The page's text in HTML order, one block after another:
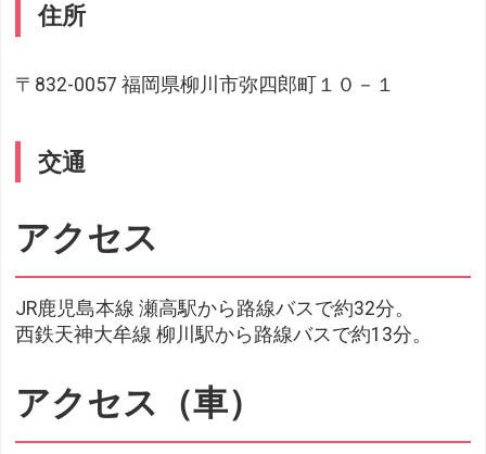
住所
〒832-0057 福岡県柳川市弥四郎町１０－１
交通
アクセス
JR鹿児島本線 瀬高駅から路線バスで約32分。
西鉄天神大牟線 柳川駅から路線バスで約13分。
アクセス（車）